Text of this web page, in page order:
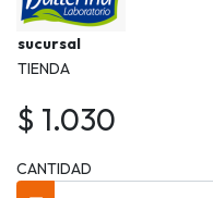
sucursal
TIENDA
$ 1.030
CANTIDAD